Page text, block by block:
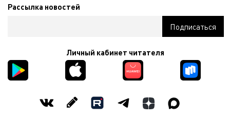
Рассылка новостей
Личный кабинет читателя